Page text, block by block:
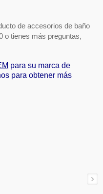
de accesorios de baño
o tienes más preguntas,
para su marca de
para obtener más